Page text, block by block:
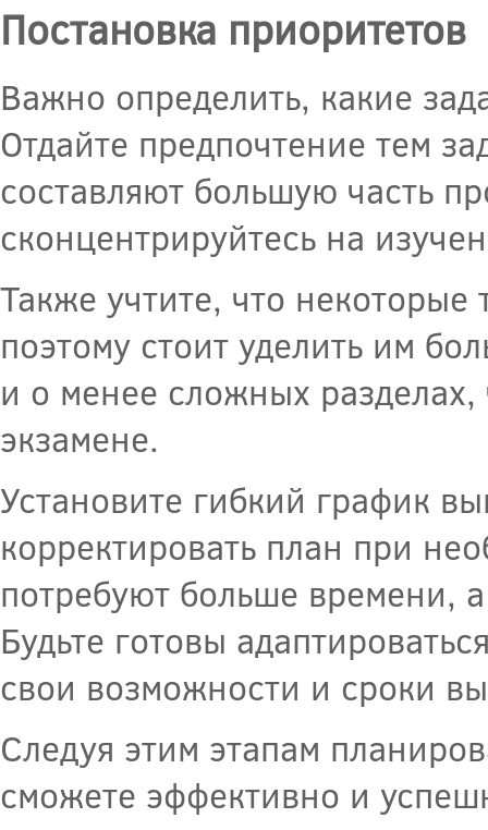
Постановка приоритетов
Важно определить, какие
Отдайте предпочтение тем
составляют большую часть
сконцентрируйтесь на
Также учтите, что
поэтому стоит уделить им
и о менее сложных
экзамене.
Установите гибкий график
корректировать план при
потребуют больше времени,
Будьте готовы
свои возможности и сроки
Следуя этим этапам
сможете эффективно и